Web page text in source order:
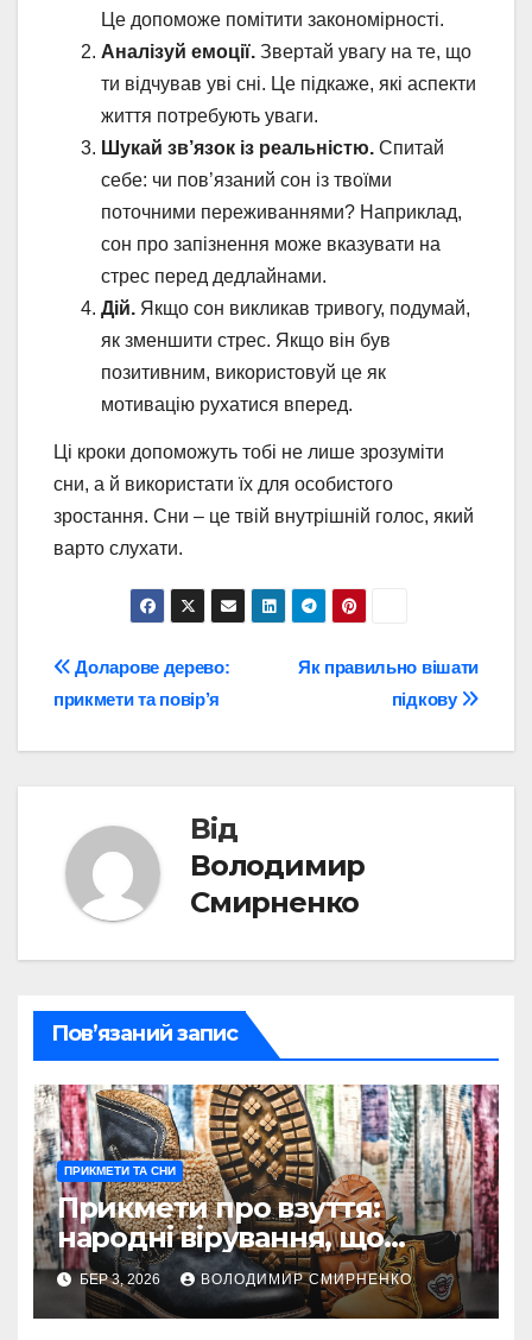
Це допоможе помітити закономірності.
Аналізуй емоції. Звертай увагу на те, що
ти відчував уві сні. Це підкаже, які аспекти
життя потребують уваги.
Шукай зв’язок із реальністю. Спитай
себе: чи пов’язаний сон із твоїми
поточними переживаннями? Наприклад,
сон про запізнення може вказувати на
стрес перед дедлайнами.
Дій. Якщо сон викликав тривогу, подумай,
як зменшити стрес. Якщо він був
позитивним, використовуй це як
мотивацію рухатися вперед.
Ці кроки допоможуть тобі не лише зрозуміти
сни, а й використати їх для особистого
зростання. Сни – це твій внутрішній голос, який
варто слухати.
Навігація
записів
Як правильно вішати
підкову
Доларове дерево:
прикмети та повір’я
Від
Володимир
Смирненко
Пов’язаний запис
ПРИКМЕТИ ТА СНИ
Прикмети про взуття:
народні вірування, що
ведуть крізь життя
БЕР 3, 2026 ВОЛОДИМИР СМИРНЕНКО